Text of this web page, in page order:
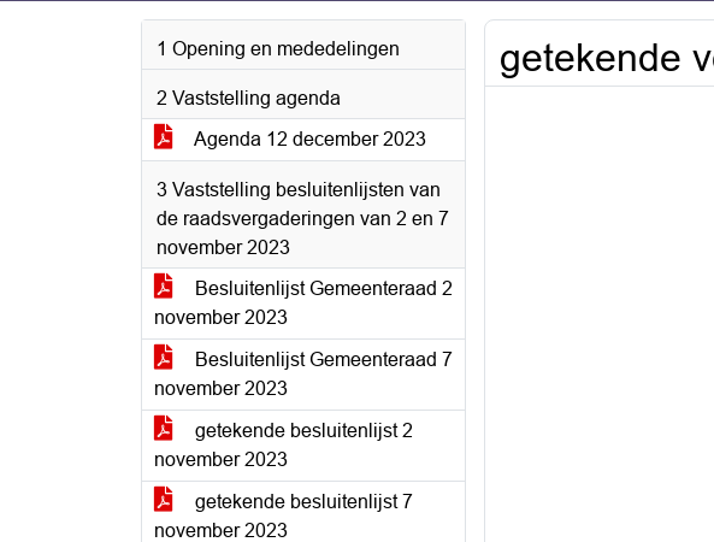
1 Opening en mededelingen
2 Vaststelling agenda
Agenda 12 december 2023
3 Vaststelling besluitenlijsten van
de raadsvergaderingen van 2 en 7
november 2023
Besluitenlijst Gemeenteraad 2
november 2023
Besluitenlijst Gemeenteraad 7
november 2023
getekende besluitenlijst 2
november 2023
getekende besluitenlijst 7
november 2023
getekende